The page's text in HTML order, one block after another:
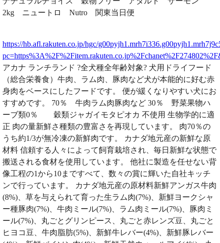
2kg ニュートロ Nutro 関東当日便
https://hb.afl.rakuten.co.jp/hgc/
アカナ ランチランド ?全犬種全年齢対象? 犬用ドライフード
（総合栄養食）牛肉、ラム肉、豚肉など犬が本能的に好む赤
身肉をベースにしたフードです。 便が緩くなりやすい犬にお
すすめです。 70％ 牛肉ラム肉豚肉など 30％ 野菜果物ハ
ーブ類0％ 穀類ジャガイモタピオカ 不使用 生物学的に適
正 肉の量新鮮さ種類の豊富さを再現しています。 肉70％の
うち約1/3が無冷凍の新鮮肉です。 カナダ地元産の新鮮な原
材料 信頼する人々によって飼育栽培され、毎日新鮮な状態で
搬送される食材を使用しています。 他社に製造を任せない背
像工程の1から10まですべて、数々の賞に輝いた自社キッチ
ンで行っています。 カナダ地元産の原材料新鮮アンガス牛肉
(8%)、草を与えられて育った生ラム肉(7%)、新鮮ヨークシャ
ー種豚肉(7%)、牛肉ミール(7%)、ラム肉ミール(7%)、豚肉ミ
ール(7%)、丸ごとグリンピース、丸ごと赤レンズ豆、丸ごと
ヒヨコ豆、牛肉脂肪(5%)、新鮮牛レバー(4%)、新鮮豚レバー